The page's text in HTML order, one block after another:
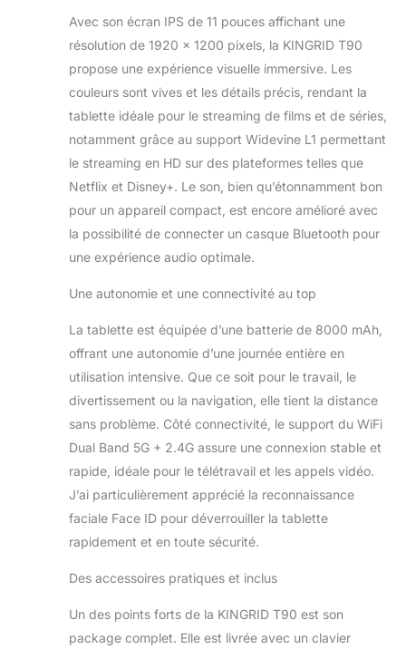
données personnelles.
【Écran IPS FHD 11
pouces, idéal pour
streaming et études】 -
L’écran FHD 11 pouces
(1920 x 1200, ratio
84,9 %) offre une image
réduisant la fatigue
visuelle grâce à la
protection contre la
lumière bleue. La dalle
restitue des couleurs
naturelles et une
réactivité tactile fluide
pour regarder des films,
consulter des recettes
ou suivre des cours en
ligne. Avec Widevine L1,
deux haut-parleurs
luminosité, cette
tablette est parfaite
pour Netflix, YouTube,
la musique, les ebooks
et les loisirs à domicile.
stockage interne pour
Avec 24 Go de RAM, la
Avec son écran IPS de 11 pouces affichant une
résolution de 1920 x 1200 pixels, la KINGRID T90
propose une expérience visuelle immersive. Les
couleurs sont vives et les détails précis, rendant la
tablette idéale pour le streaming de films et de séries,
notamment grâce au support Widevine L1 permettant
le streaming en HD sur des plateformes telles que
Netflix et Disney+. Le son, bien qu’étonnamment bon
pour un appareil compact, est encore amélioré avec
la possibilité de connecter un casque Bluetooth pour
une expérience audio optimale.
Une autonomie et une connectivité au top
La tablette est équipée d’une batterie de 8000 mAh,
offrant une autonomie d’une journée entière en
utilisation intensive. Que ce soit pour le travail, le
divertissement ou la navigation, elle tient la distance
sans problème. Côté connectivité, le support du WiFi
Dual Band 5G + 2.4G assure une connexion stable et
rapide, idéale pour le télétravail et les appels vidéo.
J’ai particulièrement apprécié la reconnaissance
faciale Face ID pour déverrouiller la tablette
rapidement et en toute sécurité.
Des accessoires pratiques et inclus
Un des points forts de la KINGRID T90 est son
package complet. Elle est livrée avec un clavier